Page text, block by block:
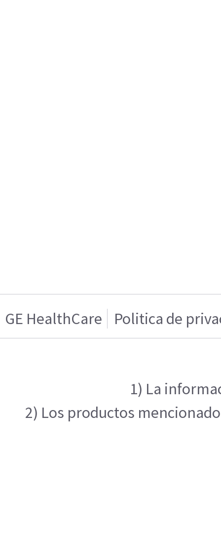
GE HealthCare Politica de
1) La
2) Los productos